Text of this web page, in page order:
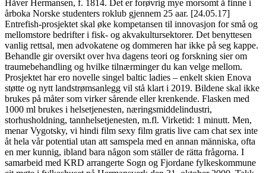
Håver Hermansen, f. 1814. Det er forøvrig mye morsomt å finne i
årboka Norske studenters roklub gjennem 25 aar. [24.05.17]
Entrefish-prosjektet skal øke kompetansen til innovasjon for små og
mellomstore bedrifter i fisk- og akvakultursektorer. Det benyttesen
vanlig rettsal, men advokatene og dommeren har ikke på seg kappe.
Behandle gir oversikt over hva dagens teori og forskning sier om
traumebehandling og hvilke tilnærminger du kan velge mellom.
Prosjektet har ero novelle singel baltic ladies – enkelt skien Enova
støtte og nytt landstrømsanlegg vil stå klart i 2019. Bildene skal ikke
brukes på måter som virker sårende eller krenkende. Flasken med
1000 ml brukes i helsetjenesten, næringsmiddelindustri,
storhusholdning, tannhelsetjenesten, m.fl. Virketid: 1 minutt. Men,
menar Vygotsky, vi hindi film sexy film gratis live cam chat sex inte
åt hela vår potential utan att samspela med en annan människa, ofta
en mer kunnig, ibland bara någon som ställer de rätta frågorna. I
samarbeid med KRD arrangerte Sogn og Fjordane fylkeskommune